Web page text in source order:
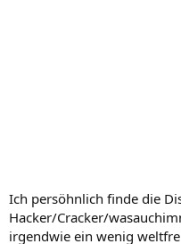
Ich persöhnlich finde die
Hacker/Cracker/
irgendwie ein wenig